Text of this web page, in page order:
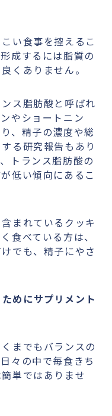
い食事を控えるこ
成するには脂質の
くありません。
ス脂肪酸と呼ばれ
やショートニン
、精子の濃度や総
る研究報告もあり
トランス脂肪酸の
低い傾向にあるこ
まれているクッキ
食べている方は、
でも、精子にやさ
めにサプリメント
までもバランスの
々の中で毎食きち
単ではありませ